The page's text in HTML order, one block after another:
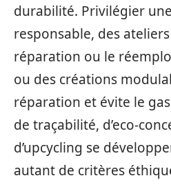
durabilité. Privilégier
responsable, des
réparation ou le
ou des créations
réparation et évite le
de traçabilité, d’eco-
d’upcycling se
autant de critères